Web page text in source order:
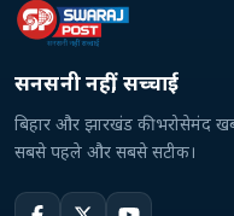
सनसनी नहीं, सच्चाई
बिहार और झारखंड की भरोसेमंद
सबसे पहले और सबसे सटीक।